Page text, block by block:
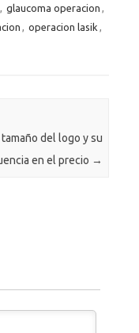
glaucoma operacion
operacion lasik
tamaño del logo y su
en el precio →